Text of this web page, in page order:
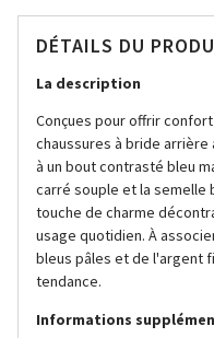
DÉTAILS DU
La description
Conçues pour offrir
chaussures à bride arrière
à un bout contrasté bleu
carré souple et la semelle
touche de charme
usage quotidien. À
bleus pâles et de l'argent
tendance.
Informations